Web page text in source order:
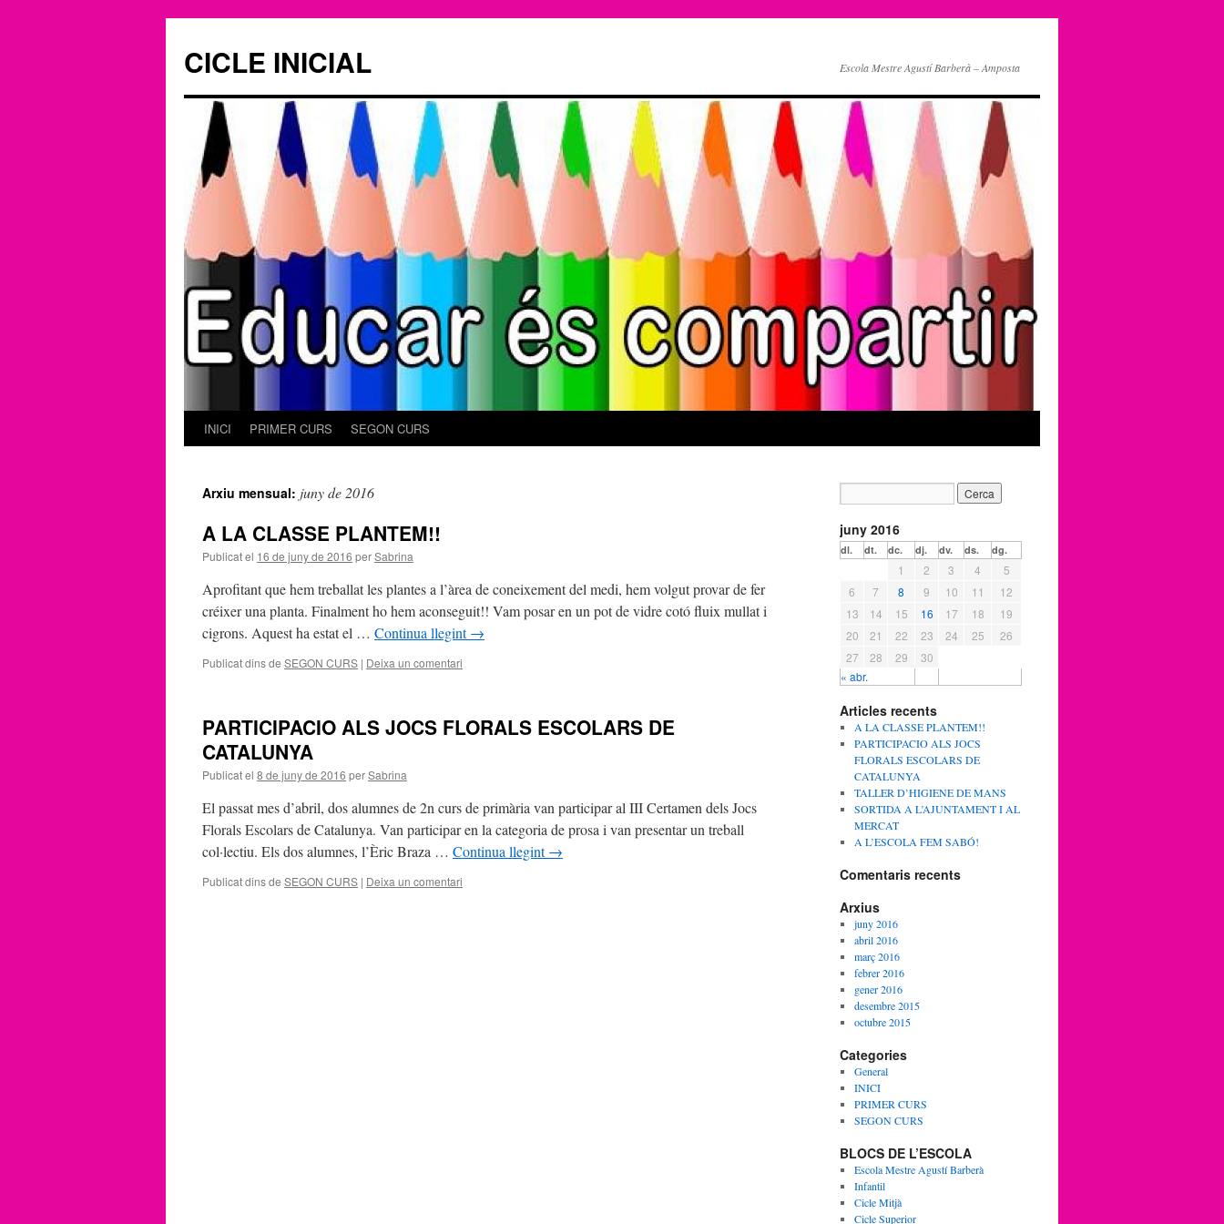
CICLE INICIAL Escola Mestre Agustí Barberà – Amposta
Vés
contingut
INICI PRIMER CURS SEGON CURS
Arxiu mensual: juny de 2016
A LA CLASSE PLANTEM!!
Publicat el 16 de juny de 2016 perSabrina
Aprofitant que hem treballat les plantes a l’àrea de coneixement del medi, hem volgut provar de fer
créixer una planta. Finalment ho hem aconseguit!! Vam posar en un pot de vidre cotó fluix mullat i
cigrons. Aquest ha estat el … Continua llegint→
Publicat dins de SEGON CURS | Deixa un comentari
PARTICIPACIO ALS JOCS FLORALS ESCOLARS DE
CATALUNYA
Publicat el 8 de juny de 2016 perSabrina
El passat mes d’abril, dos alumnes de 2n curs de primària van participar al III Certamen dels Jocs
Florals Escolars de Catalunya. Van participar en la categoria de prosa i van presentar un treball
col·lectiu. Els dos alumnes, l’Èric Braza … Continua llegint→
Publicat dins de SEGON CURS | Deixa un comentari
juny 2016
dl. dt. dc. dj. dv. ds. dg.
« abr.
1 2 3 4
5
6
7 8 9 10 11
12
13
14 15 16 17 18
19
20
21 22 23 24 25
26
27
28 29 30
Articles recents
A LA CLASSE PLANTEM!!
PARTICIPACIO ALS JOCS
FLORALS ESCOLARS DE
CATALUNYA
TALLER D’HIGIENE DE MANS
SORTIDA A L’AJUNTAMENT I AL
MERCAT
A L’ESCOLA FEM SABÓ!
Comentaris recents
Arxius
juny 2016
abril 2016
març 2016
febrer 2016
gener 2016
desembre 2015
octubre 2015
Categories
General
INICI
PRIMER CURS
SEGON CURS
BLOCS DE L’ESCOLA
Escola Mestre Agustí Barberà
Infantil
Cicle Mitjà
Cicle Superior